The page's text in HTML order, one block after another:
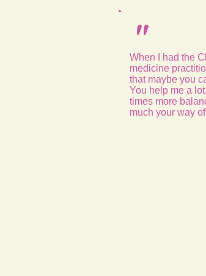
"
When I had the
medicine
that maybe you
You help me a
times more
much your way